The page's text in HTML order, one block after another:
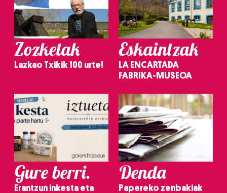
Zozketak
Lazkao Txikik 100 urte!
Eskaintzak
LA ENCARTADA
FABRIKA-MUSEOA
Gure berri.
Erantzun inkesta eta
Denda
Papereko zenbakiak